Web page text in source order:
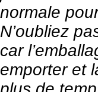
normale
N’oubliez
car
emporter et